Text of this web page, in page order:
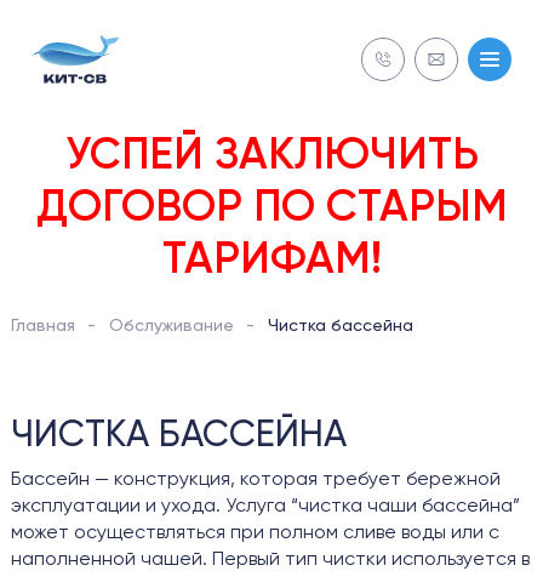
NECON
СТРОИТЕЛЬСТВО
НАШИ РАБОТЫ
УСПЕЙ ЗАКЛЮЧИТЬ
ДОГОВОР ПО СТАРЫМ
ТАРИФАМ!
Главная Обслуживание Чистка бассейна
ЧИСТКА БАССЕЙНА
Бассейн — конструкция, которая требует бережной
эксплуатации и ухода. Услуга “чистка чаши бассейна”
может осуществляться при полном сливе воды или с
наполненной чашей. Первый тип чистки используется в